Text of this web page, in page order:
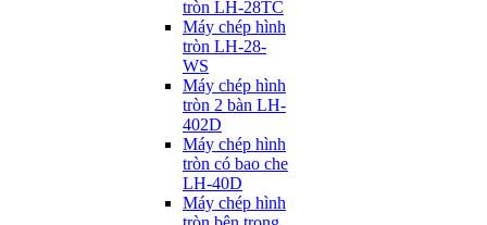
tròn LH-28TC
Máy chép hình
tròn LH-28-
WS
Máy chép hình
tròn 2 bàn LH-
402D
Máy chép hình
tròn có bao che
LH-40D
Máy chép hình